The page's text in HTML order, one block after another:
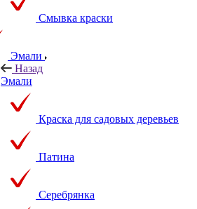
Смывка краски
Эмали
Назад
Эмали
Краска для садовых деревьев
Патина
Серебрянка